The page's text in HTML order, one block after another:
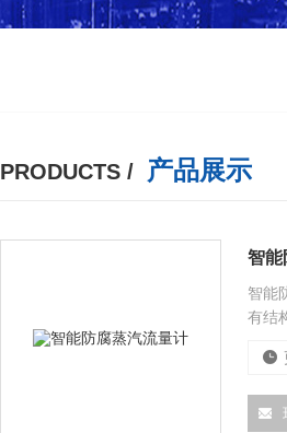
PRODUCTS / 产品展示
智能
智能
有结